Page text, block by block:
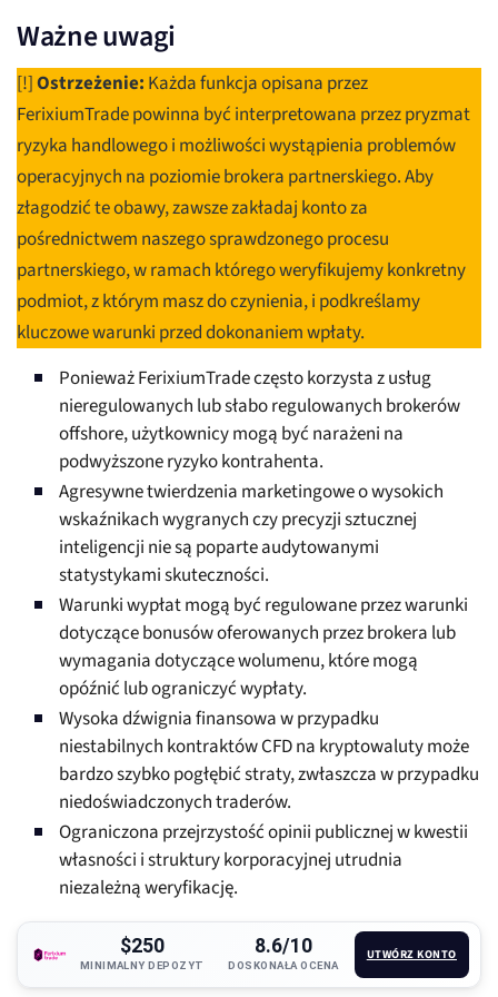
Ważne uwagi
[!]Ostrzeżenie: Każda funkcja opisana przez
FerixiumTrade powinna być interpretowana przez pryzmat
ryzyka handlowego i możliwości wystąpienia problemów
operacyjnych na poziomie brokera partnerskiego. Aby
złagodzić te obawy, zawsze zakładaj konto za
pośrednictwem naszego sprawdzonego procesu
partnerskiego, w ramach którego weryfikujemy konkretny
podmiot, z którym masz do czynienia, i podkreślamy
kluczowe warunki przed dokonaniem wpłaty.
Ponieważ FerixiumTrade często korzysta z usług
nieregulowanych lub słabo regulowanych brokerów
offshore, użytkownicy mogą być narażeni na
podwyższone ryzyko kontrahenta.
Agresywne twierdzenia marketingowe o wysokich
wskaźnikach wygranych czy precyzji sztucznej
inteligencji nie są poparte audytowanymi
statystykami skuteczności.
Warunki wypłat mogą być regulowane przez warunki
dotyczące bonusów oferowanych przez brokera lub
wymagania dotyczące wolumenu, które mogą
opóźnić lub ograniczyć wypłaty.
Wysoka dźwignia finansowa w przypadku
niestabilnych kontraktów CFD na kryptowaluty może
bardzo szybko pogłębić straty, zwłaszcza w przypadku
niedoświadczonych traderów.
Ograniczona przejrzystość opinii publicznej w kwestii
własności i struktury korporacyjnej utrudnia
niezależną weryfikację.
$250
MINIMALNY DEPOZYT
8.6/10
DOSKONAŁA OCENA
UTWÓRZ KONTO